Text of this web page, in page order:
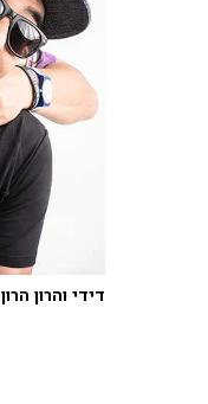
דידי והרון הרון